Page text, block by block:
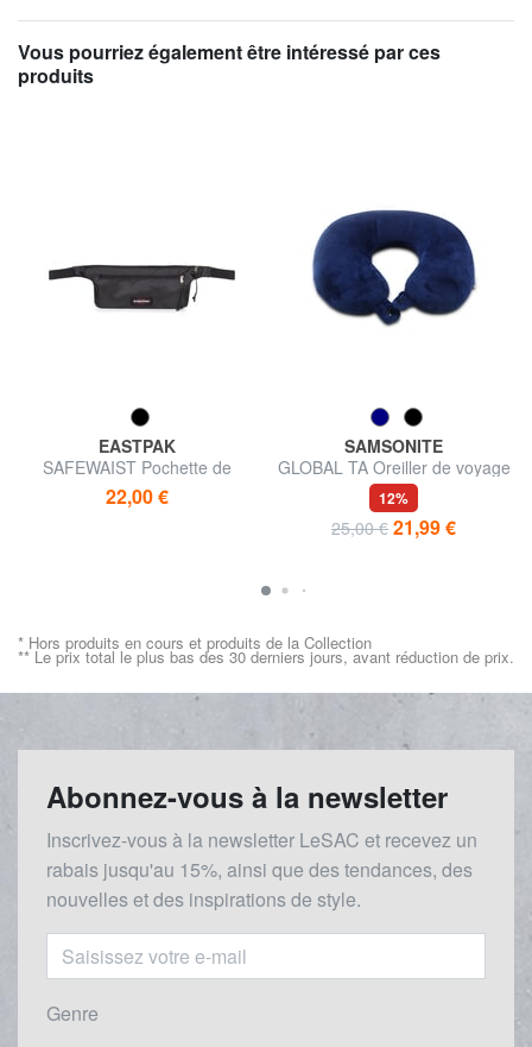
Vous pourriez également être intéressé par ces
produits
EASTPAK
SAFEWAIST Pochette de
voyage sécurisée
22,00 €
SAMSONITE
GLOBAL TA Oreiller de voyage
en mousse à mémoire de
forme
12%
25,00 € 21,99 €
* Hors produits en cours et produits de la Collection
** Le prix total le plus bas des 30 derniers jours, avant réduction de prix.
Abonnez-vous à la newsletter
Inscrivez-vous à la newsletter LeSAC et recevez un
rabais jusqu'au 15%, ainsi que des tendances, des
nouvelles et des inspirations de style.
Genre